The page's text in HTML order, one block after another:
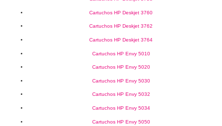
Cartuchos HP Deskjet 3760
Cartuchos HP Deskjet 3762
Cartuchos HP Deskjet 3764
Cartuchos HP Envy 5010
Cartuchos HP Envy 5020
Cartuchos HP Envy 5030
Cartuchos HP Envy 5032
Cartuchos HP Envy 5034
Cartuchos HP Envy 5050